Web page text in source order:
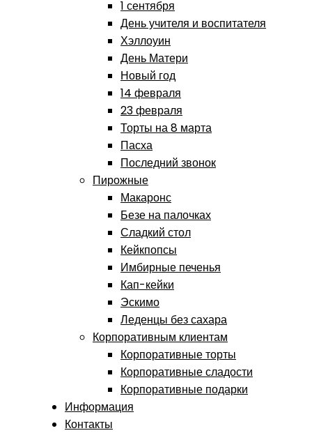
1 сентября
День учителя и воспитателя
Хэллоуин
День Матери
Новый год
14 февраля
23 февраля
Торты на 8 марта
Пасха
Последний звонок
Пирожные
Макаронс
Безе на палочках
Сладкий стол
Кейкпопсы
Имбирные печенья
Кап-кейки
Эскимо
Леденцы без сахара
Корпоративным клиентам
Корпоративные торты
Корпоративные сладости
Корпоративные подарки
Информация
Контакты